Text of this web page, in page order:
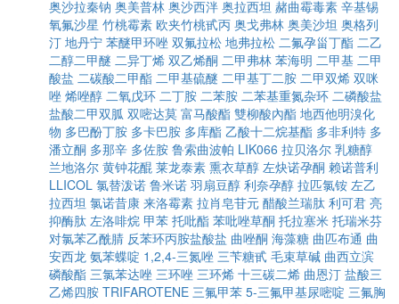
奥沙拉秦钠 奥美普林 奥沙西泮 奥拉西坦 赭曲霉毒素 辛基锡
氧氟沙星 竹桃霉素 欧夹竹桃甙丙 奥戈弗林 奥美沙坦 奥格列
汀 地丹宁 苯醚甲环唑 双氟拉松 地弗拉松 二氟孕甾丁酯 二乙
二醇二甲醚 二异丁烯 双乙烯酮 二甲弗林 苯海明 二甲基 二甲
酸盐 二碳酸二甲酯 二甲基硫醚 二甲基丁二胺 二甲双烯 双咪
唑 烯唑醇 二氧戊环 二丁胺 二苯胺 二苯基重氮杂环 二磷酸盐
盐酸二甲双胍 双嘧达莫 富马酸酯 雙柳酸內酯 地西他明溴化
物 多巴酚丁胺 多卡巴胺 多库酯 乙酸十二烷基酯 多非利特 多
潘立酮 多那辛 多佐胺 鲁索曲波帕 LIK066 拉贝洛尔 乳糖醇
兰地洛尔 黄钟花醌 莱龙泰素 熏衣草醇 左炔诺孕酮 赖诺普利
LLICOL 氯替泼诺 鲁米诺 羽扇豆醇 利奈孕醇 拉匹氯铵 左乙
拉西坦 氯诺昔康 来洛霉素 拉肖皂苷元 醋酸兰瑞肽 利可君 亮
抑酶肽 左洛啡烷 甲苯 托吡酯 苯吡唑草酮 托拉塞米 托瑞米芬
对氯苯乙酰腈 反苯环丙胺盐酸盐 曲唑酮 海藻糖 曲匹布通 曲
安西龙 氨苯蝶啶 1,2,4-三氮唑 三苄糖甙 毛束草碱 曲西立滨
磷酸酯 三氯苯达唑 三环唑 三环烯 十三碳二烯 曲恩汀 盐酸三
乙烯四胺 TRIFAROTENE 三氟甲苯 5-三氟甲基尿嘧啶 三氟胸